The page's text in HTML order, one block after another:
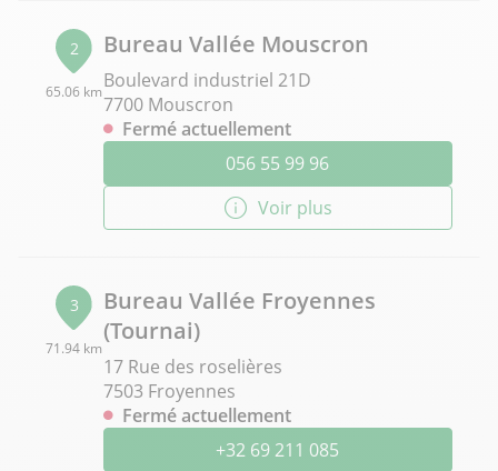
2
65.06 km
Bureau Vallée Mouscron
Boulevard industriel 21D
7700 Mouscron
Fermé actuellement
056 55 99 96
Voir plus
3
71.94 km
Bureau Vallée Froyennes
(Tournai)
17 Rue des roselières
7503 Froyennes
Fermé actuellement
+32 69 211 085